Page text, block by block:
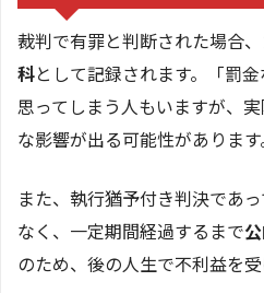
裁判で有罪と判断された場合
科として記録されます。「罰
思ってしまう人もいますが、
な影響が出る可能性があります
また、執行猶予付き判決であ
なく、一定期間経過するまで
のため、後の人生で不利益を受